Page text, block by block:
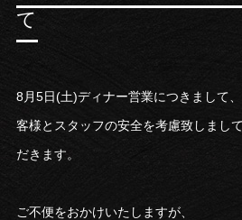
て
8月5日(土)ディナー営業につきまして
客様とスタッフの安全を考慮致しまし
だきます。
ご不便をおかけいたしますが、